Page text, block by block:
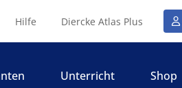
Hilfe Diercke Atlas Plus
Unterricht Shop